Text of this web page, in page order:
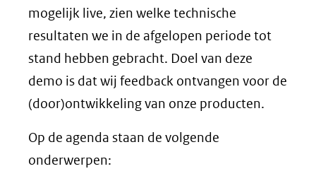
mogelijk live, zien welke technische
resultaten we in de afgelopen periode tot
stand hebben gebracht. Doel van deze
demo is dat wij feedback ontvangen voor de
(door)ontwikkeling van onze producten.
Op de agenda staan de volgende
onderwerpen: